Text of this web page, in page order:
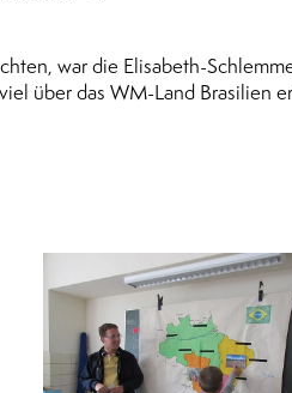
war die Elisabeth-
über das WM-Land Brasilien